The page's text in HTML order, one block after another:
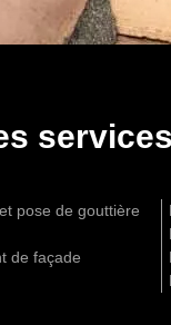
services
pose de gouttière
de façade